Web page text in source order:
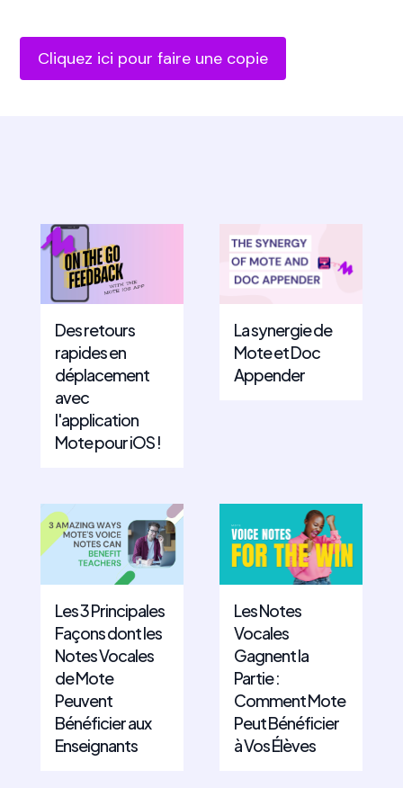
Cliquez ici pour faire une copie
Des retours
rapides en
déplacement
avec
l'application
Mote pour iOS !
La synergie de
Mote et Doc
Appender
Les 3 Principales
Façons dont les
Notes Vocales
de Mote
Peuvent
Bénéficier aux
Enseignants
Les Notes
Vocales
Gagnent la
Partie :
Comment Mote
Peut Bénéficier
à Vos Élèves